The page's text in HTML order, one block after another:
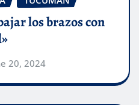
los brazos con
20, 2024